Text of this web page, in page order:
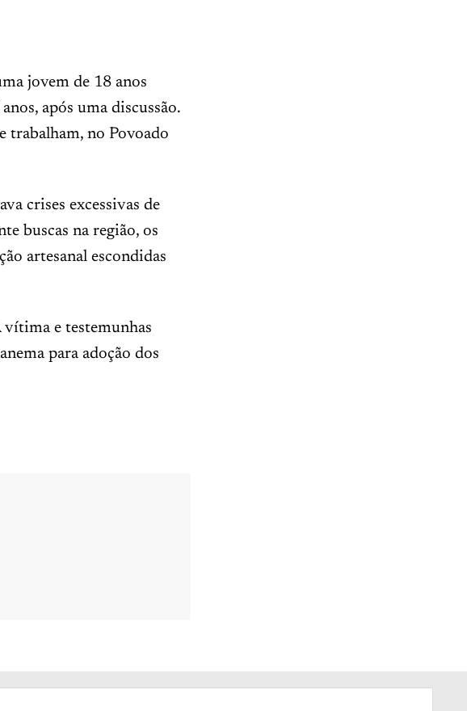
jovem de 18 anos
após uma discussão.
trabalham, no Povoado
crises excessivas de
buscas na região, os
artesanal escondidas
vítima e testemunhas
para adoção dos